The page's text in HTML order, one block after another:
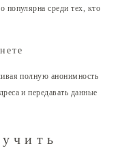
популярна среди тех, кто
полную анонимность
и передавать данные